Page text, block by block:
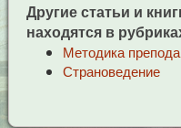
Другие статьи и
находятся в
Методика
Страноведение